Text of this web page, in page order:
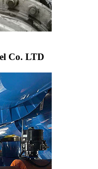
Co. LTD